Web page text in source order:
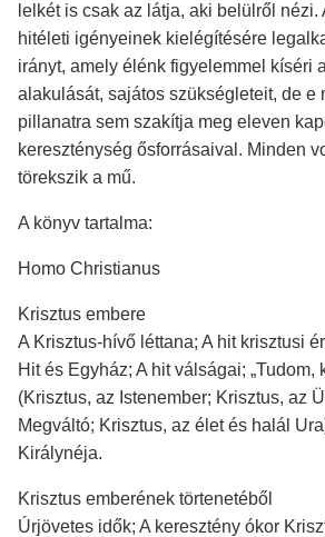
lelkét is csak az látja, aki belülről nézi.
hitéleti igényeinek kielégítésére
irányt, amely élénk figyelemmel kíséri
alakulását, sajátos szükségleteit, de e
pillanatra sem szakítja meg eleven
kereszténység ősforrásaival. Minden
törekszik a mű.
A könyv tartalma:
Homo Christianus
Krisztus embere
A Krisztus-hívő léttana; A hit krisztusi
Hit és Egyház; A hit válságai;
(Krisztus, az Istenember; Krisztus, az
Megváltó; Krisztus, az élet és halál
Királynéja.
Krisztus emberének törtenetéből
Úrjövetes idők; A keresztény ókor